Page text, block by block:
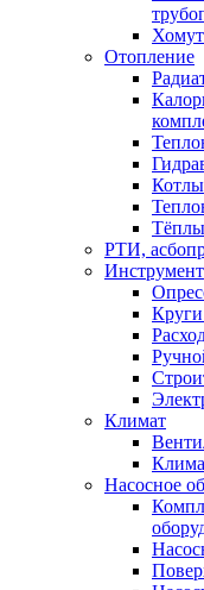
Отопление
Котлы
РТИ,
Инструмент
Круги
Климат
Насосное